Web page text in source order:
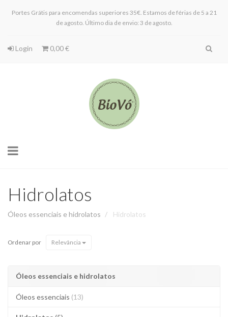
Portes Grátis para encomendas superiores 35€. Estamos de férias de 5 a 21
de agosto. Último dia de envio: 3 de agosto.
Login 0,00 €
Toggle
Hidrolatos
Óleos essenciais e hidrolatos Hidrolatos
Ordenar por Relevância
Óleos essenciais e hidrolatos
Óleos essenciais (13)